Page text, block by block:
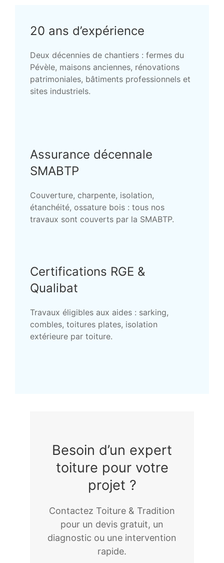
20 ans d’expérience
Deux décennies de chantiers : fermes du
Pévèle, maisons anciennes, rénovations
patrimoniales, bâtiments professionnels et
sites industriels.
Assurance décennale
SMABTP
Couverture, charpente, isolation,
étanchéité, ossature bois : tous nos
travaux sont couverts par la SMABTP.
Certifications RGE &
Qualibat
Travaux éligibles aux aides : sarking,
combles, toitures plates, isolation
extérieure par toiture.
Besoin d’un expert
toiture pour votre
projet ?
Contactez Toiture & Tradition
pour un devis gratuit, un
diagnostic ou une intervention
rapide.